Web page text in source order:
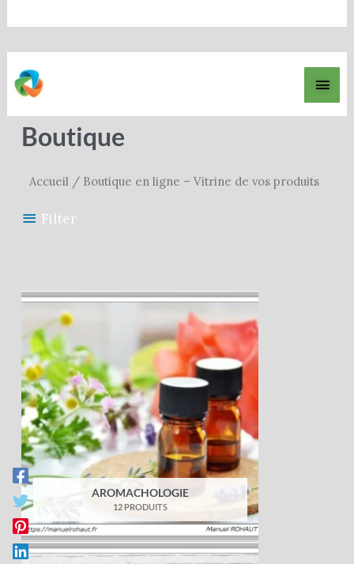
Boutique
Accueil / Boutique en ligne – Vitrine de vos produits
Filter
AROMACHOLOGIE
12 PRODUITS